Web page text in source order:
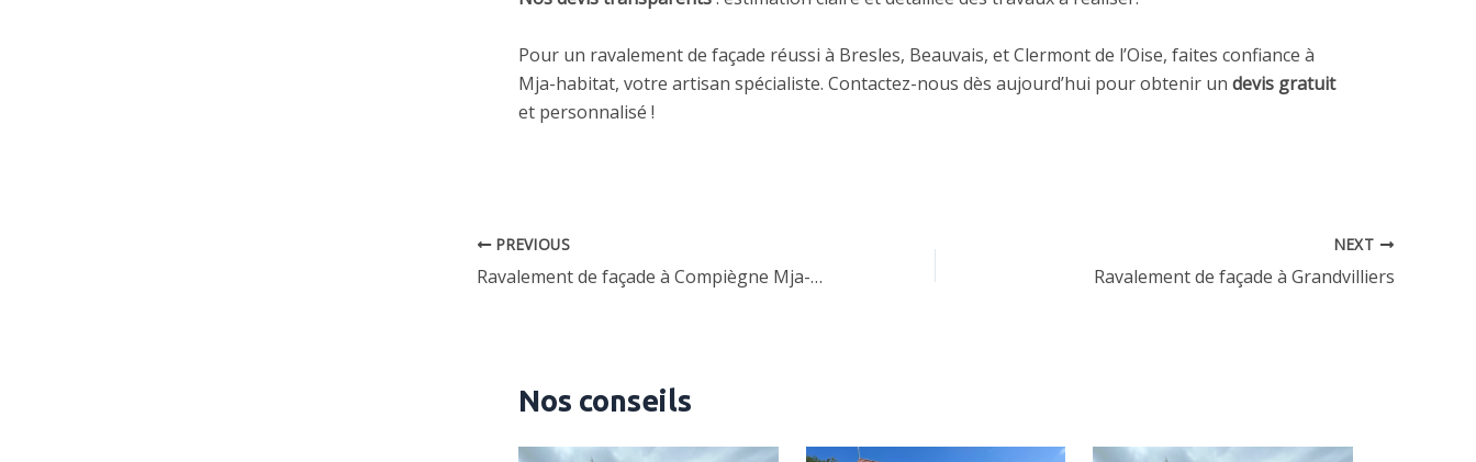
Pour un ravalement de façade réussi à Bresles, Beauvais, etClermont de l’Oise, faites confiance à
Mja-habitat, votre artisan spécialiste. Contactez-nous dès aujourd’hui pour obtenir un devis gratuit
et personnalisé !
PREVIOUS
Ravalement de façade à Compiègne Mja-habitat spécialiste de la rénovation
NEXT
Ravalement de façade à Grandvilliers
Nos conseils